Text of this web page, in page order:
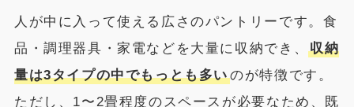
人が中に入って使える広さのパントリーです。食
品・調理器具・家電などを大量に収納でき、収納
量は3タイプの中でもっとも多いのが特徴です。
ただし、1〜2畳程度のスペースが必要なため、既